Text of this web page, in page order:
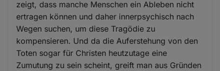
zeigt, dass manche Menschen ein Ableben nicht
ertragen können und daher innerpsychisch nach
Wegen suchen, um diese Tragödie zu
kompensieren. Und da die Auferstehung von den
Toten sogar für Christen heutzutage eine
Zumutung zu sein scheint, greift man aus Gründen